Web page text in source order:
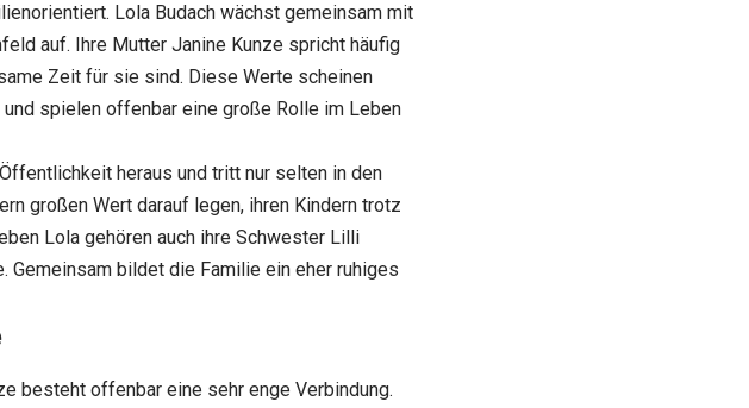
Lola Budach wächst gemeinsam mit
auf. Ihre Mutter Janine Kunze spricht häufig
Zeit für sie sind. Diese Werte scheinen
spielen offenbar eine große Rolle im Leben
heraus und tritt nur selten in den
großen Wert darauf legen, ihren Kindern trotz
Lola gehören auch ihre Schwester Lilli
Gemeinsam bildet die Familie ein eher ruhiges
besteht offenbar eine sehr enge Verbindung.